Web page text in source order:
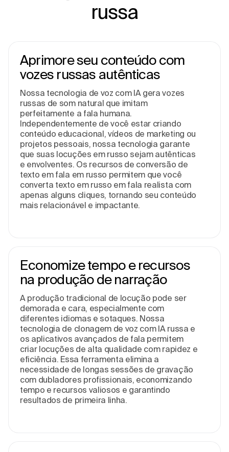
russa
Aprimore seu conteúdo com
vozes russas autênticas
Nossa tecnologia de voz com IA gera vozes
russas de som natural que imitam
perfeitamente a fala humana.
Independentemente de você estar criando
conteúdo educacional, vídeos de marketing ou
projetos pessoais, nossa tecnologia garante
que suas locuções em russo sejam autênticas
e envolventes. Os recursos de conversão de
texto em fala em russo permitem que você
converta texto em russo em fala realista com
apenas alguns cliques, tornando seu conteúdo
mais relacionável e impactante.
Economize tempo e recursos
na produção de narração
A produção tradicional de locução pode ser
demorada e cara, especialmente com
diferentes idiomas e sotaques. Nossa
tecnologia de clonagem de voz com IA russa e
os aplicativos avançados de fala permitem
criar locuções de alta qualidade com rapidez e
eficiência. Essa ferramenta elimina a
necessidade de longas sessões de gravação
com dubladores profissionais, economizando
tempo e recursos valiosos e garantindo
resultados de primeira linha.